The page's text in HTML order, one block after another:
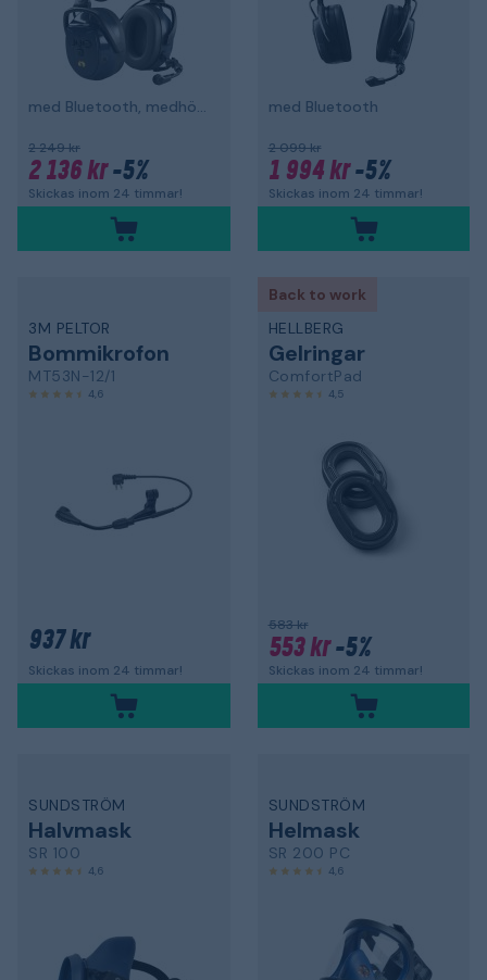
med Bluetooth, medhörning och hjälmfäste
2 249 kr
2 136 kr-5%
Skickas inom 24 timmar!
med Bluetooth
2 099 kr
1 994 kr-5%
Skickas inom 24 timmar!
3M PELTOR
Bommikrofon
MT53N-12/1
4,6
937 kr
Skickas inom 24 timmar!
Back to work
HELLBERG
Gelringar
ComfortPad
4,5
583 kr
553 kr-5%
Skickas inom 24 timmar!
SUNDSTRÖM
Halvmask
SR 100
4,6
SUNDSTRÖM
Helmask
SR 200 PC
4,6